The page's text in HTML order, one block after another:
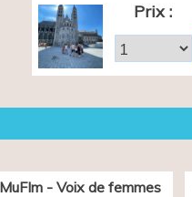
Prix :
- Voix de femmes